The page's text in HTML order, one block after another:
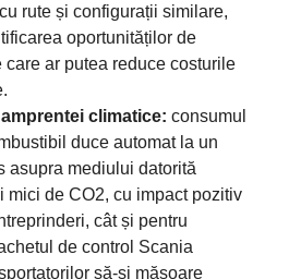
rute și configurații similare,
oportunităților de
care ar putea reduce costurile
climatice: consumul
duce automat la un
asupra mediului datorită
mici de CO2, cu impact pozitiv
cât și pentru
de control Scania
să-și măsoare